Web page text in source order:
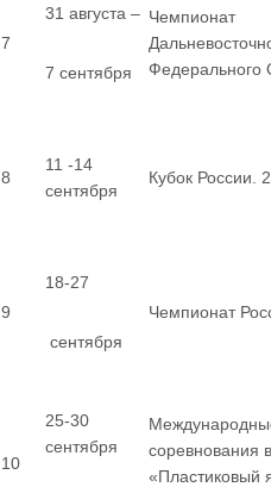
7
31 августа –
7 сентября
Чемпионат
Федерального
8
11 -14
сентября
Кубок России.
9
18-27
сентября
Чемпионат
10
25-30
сентября
соревнования
«Пластиковый